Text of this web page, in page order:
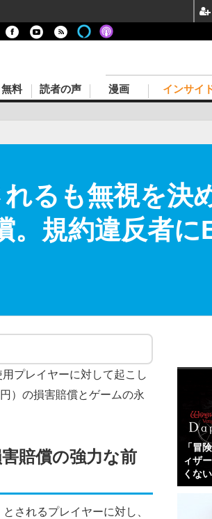
料 読者の声 漫画 インサイ
るも無視を決
。規約違反者
プレイヤーに対して起こし
）の損害賠償とゲームの永
賠償の強力な前
されるプレイヤーに対し、
「冒
ィザ
くな